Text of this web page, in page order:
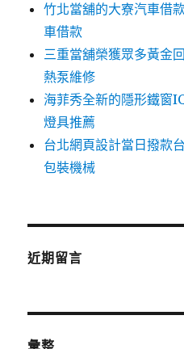
竹北當舖的大寮汽車借
車借款
三重當舖榮獲眾多黃金
熱泵維修
海菲秀全新的隱形鐵窗
燈具推薦
台北網頁設計當日撥款
包裝機械
近期留言